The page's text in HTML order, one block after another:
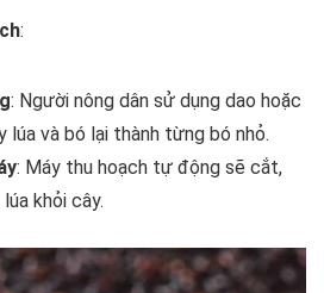
:
: Người nông dân sử dụng dao hoặc
lúa và bó lại thành từng bó nhỏ.
: Máy thu hoạch tự động sẽ cắt,
khỏi cây.